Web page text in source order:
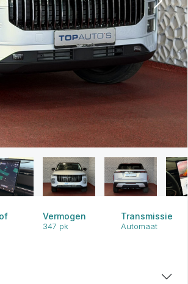
Next
Vermogen
347 pk
Transmissie
Automaat